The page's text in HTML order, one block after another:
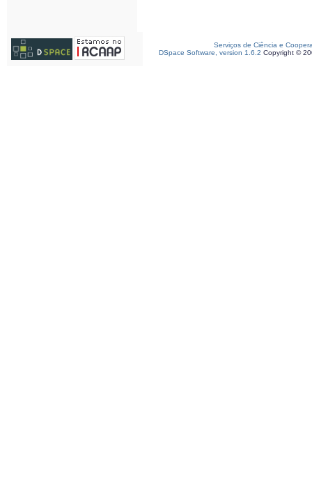
Serviços de Ciência e
DSpace Software, version 1.6.2 Copyright ©